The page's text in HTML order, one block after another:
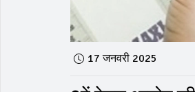
17 जनवरी 2025